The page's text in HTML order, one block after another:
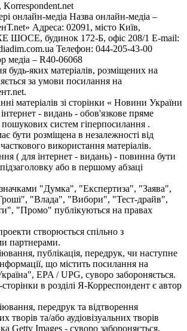
онлайн-медіа Назва онлайн-медіа –
Адреса: 02091, місто Київ,
ШОСЕ, будинок 172-Б, офіс 208/1 E-mail:
Телефон: 044-205-43-00
медіа – R40-06068
будь-яких матеріалів, розміщених на
за умови посилання на
матеріалів зі сторінки « Новини України
інтернет - видань - обов'язкове пряме
пошукових систем гіперпосилання .
бути розміщена в незалежності від
використання матеріалів.
( для інтернет - видань) - повинна бути
або в першому абзаці
"Думка", "Експертиза", "Заява",
"Влада", "Вибори", "Тест-драйв",
"Промо" публікуються на правах
створюється спільно з
партнерами.
публікація, передрук, чи наступне
що містить посилання на
EPA / UPG, суворо забороняється.
в розділі Я-Корреспондент є автор
передрук та відтворення
творів та/або аудіовізуальних творів
Getty Images - суворо забороняється.